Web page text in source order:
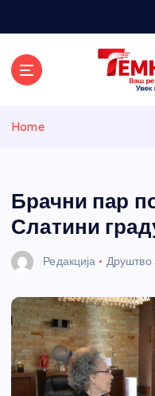
Home
Брачни пар
Слатини
Редакција Друштво